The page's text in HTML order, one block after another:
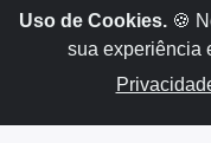
Financiamentos
Locações
Uso de Cookies. 🍪
sua experiência